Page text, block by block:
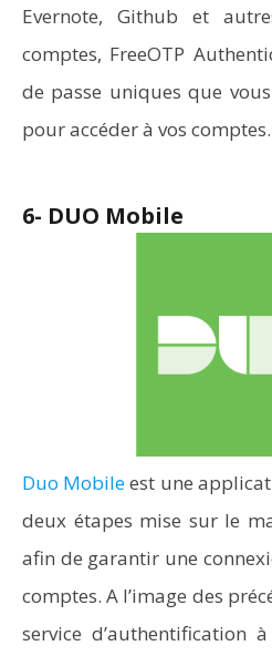
Evernote, Github et
comptes, FreeOTP
de passe uniques que
pour accéder à vos comptes.
6- DUO Mobile
Duo Mobileest une
deux étapes mise sur le
afin de garantir une
comptes. A l’image des
service d’authentification